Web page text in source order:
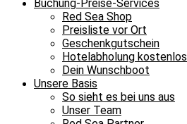
Buchung-Preise-Services
Red Sea Shop
Preisliste vor Ort
Geschenkgutschein
Hotelabholung kostenlos
Dein Wunschboot
Unsere Basis
So sieht es bei uns aus
Unser Team